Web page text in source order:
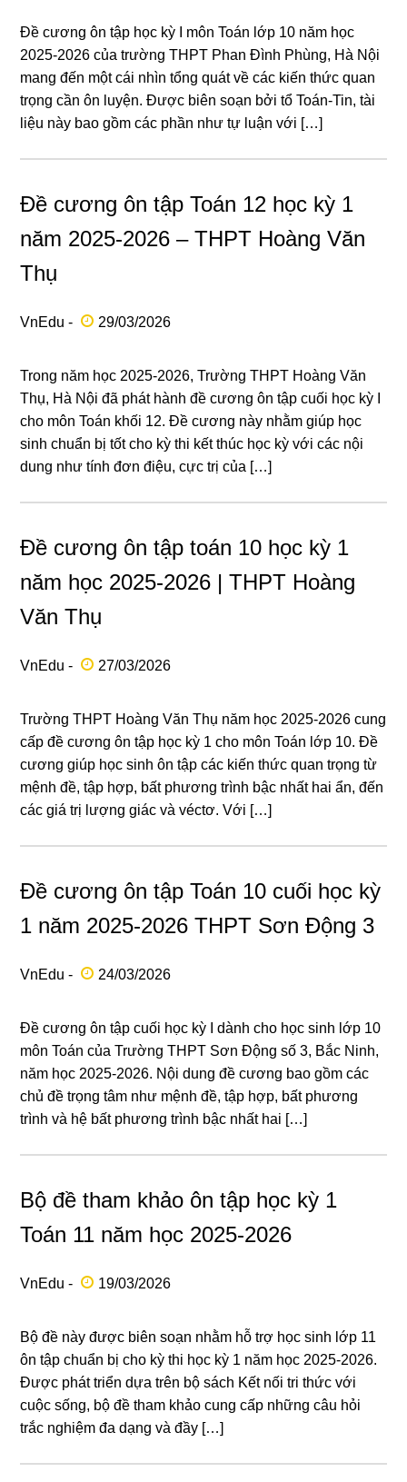
Đề cương ôn tập học kỳ I môn Toán lớp 10 năm học
2025-2026 của trường THPT Phan Đình Phùng, Hà Nội
mang đến một cái nhìn tổng quát về các kiến thức quan
trọng cần ôn luyện. Được biên soạn bởi tổ Toán-Tin, tài
liệu này bao gồm các phần như tự luận với […]
Đề cương ôn tập Toán 12 học kỳ 1
năm 2025-2026 – THPT Hoàng Văn
Thụ
VnEdu - 29/03/2026
Trong năm học 2025-2026, Trường THPT Hoàng Văn
Thụ, Hà Nội đã phát hành đề cương ôn tập cuối học kỳ I
cho môn Toán khối 12. Đề cương này nhằm giúp học
sinh chuẩn bị tốt cho kỳ thi kết thúc học kỳ với các nội
dung như tính đơn điệu, cực trị của […]
Đề cương ôn tập toán 10 học kỳ 1
năm học 2025-2026 | THPT Hoàng
Văn Thụ
VnEdu - 27/03/2026
Trường THPT Hoàng Văn Thụ năm học 2025-2026 cung
cấp đề cương ôn tập học kỳ 1 cho môn Toán lớp 10. Đề
cương giúp học sinh ôn tập các kiến thức quan trọng từ
mệnh đề, tập hợp, bất phương trình bậc nhất hai ẩn, đến
các giá trị lượng giác và véctơ. Với […]
Đề cương ôn tập Toán 10 cuối học kỳ
1 năm 2025-2026 THPT Sơn Động 3
VnEdu - 24/03/2026
Đề cương ôn tập cuối học kỳ I dành cho học sinh lớp 10
môn Toán của Trường THPT Sơn Động số 3, Bắc Ninh,
năm học 2025-2026. Nội dung đề cương bao gồm các
chủ đề trọng tâm như mệnh đề, tập hợp, bất phương
trình và hệ bất phương trình bậc nhất hai […]
Bộ đề tham khảo ôn tập học kỳ 1
Toán 11 năm học 2025-2026
VnEdu - 19/03/2026
Bộ đề này được biên soạn nhằm hỗ trợ học sinh lớp 11
ôn tập chuẩn bị cho kỳ thi học kỳ 1 năm học 2025-2026.
Được phát triển dựa trên bộ sách Kết nối tri thức với
cuộc sống, bộ đề tham khảo cung cấp những câu hỏi
trắc nghiệm đa dạng và đầy […]